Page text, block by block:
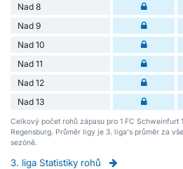
Nad 8
Nad 9
Nad 10
Nad 11
Nad 12
Nad 13
Celkový počet rohů zápasu pro 1 FC Schweinfurt
Regensburg. Průměr ligy je 3. liga's průměr za
sezóně.
3. liga Statistiky rohů